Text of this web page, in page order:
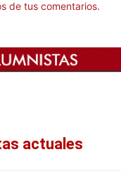
de tus comentarios.
actuales